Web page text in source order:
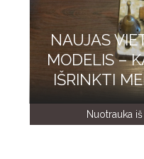
NAUJAS
MODELIS –
IŠRINKTI
Nuotrauka